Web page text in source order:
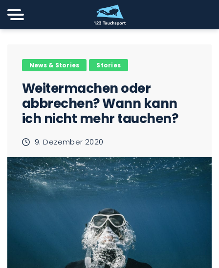
News & Stories Stories
Weitermachen oder
abbrechen? Wann kann
ich nicht mehr tauchen?
9. Dezember 2020